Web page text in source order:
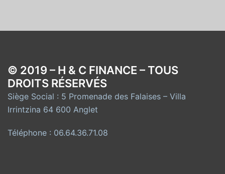
© 2019 – H & C FINANCE – TOUS
DROITS RÉSERVÉS
Siège Social : 5 Promenade des Falaises – Villa
Irrintzina 64 600 Anglet
Téléphone : 06.64.36.71.08